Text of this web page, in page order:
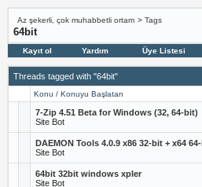
Az şekerli, çok muhabbetli ortam > Tags
64bit
Kayıt ol Yardım Üye Listesi
Threads tagged with "64bit"
Konu / Konuyu Başlatan
7-Zip 4.51 Beta for Windows (32, 64-bit)
Site Bot
DAEMON Tools 4.0.9 x86 32-bit + x64
Site Bot
64bit 32bit windows xpler
Site Bot